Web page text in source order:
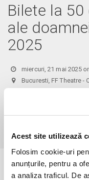
Acest site utilizează
Folosim cookie-uri
anunțurile, pentru a
a analiza traficul. De
Bilete la 50
ale
2025
miercuri, 21 mai 2025
Bucuresti, FF Theatre
Din respect pentru
prezenta cu cel putin 30
valabilitatea.